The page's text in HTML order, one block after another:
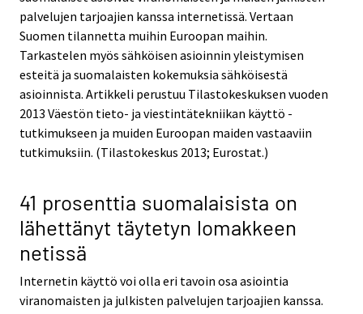
palvelujen tarjoajien kanssa internetissä. Vertaan
Suomen tilannetta muihin Euroopan maihin.
Tarkastelen myös sähköisen asioinnin yleistymisen
esteitä ja suomalaisten kokemuksia sähköisestä
asioinnista. Artikkeli perustuu Tilastokeskuksen vuoden
2013 Väestön tieto- ja viestintätekniikan käyttö -
tutkimukseen ja muiden Euroopan maiden vastaaviin
tutkimuksiin. (Tilastokeskus 2013; Eurostat.)
41 prosenttia suomalaisista on
lähettänyt täytetyn lomakkeen
netissä
Internetin käyttö voi olla eri tavoin osa asiointia
viranomaisten ja julkisten palvelujen tarjoajien kanssa.